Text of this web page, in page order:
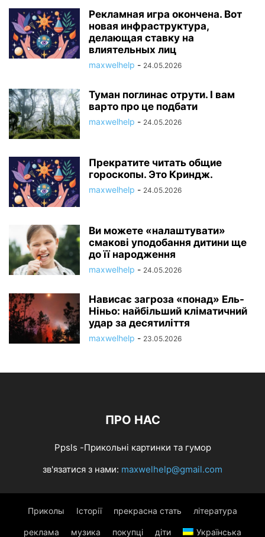
Рекламная игра окончена. Вот
новая инфраструктура,
делающая ставку на
влиятельных лиц
maxwelhelp - 24.05.2026
Туман поглинає отрути. І вам
варто про це подбати
maxwelhelp - 24.05.2026
Прекратите читать общие
гороскопы. Это Криндж.
maxwelhelp - 24.05.2026
Ви можете «налаштувати»
смакові уподобання дитини ще
до її народження
maxwelhelp - 24.05.2026
Нависає загроза «понад» Ель-
Ніньо: найбільший кліматичний
удар за десятиліття
maxwelhelp - 23.05.2026
ПРО НАС
Ppsls -Прикольні картинки та гумор
зв'язатися з нами: maxwelhelp@gmail.com
Приколы Історії прекрасна стать література
реклама музика покупці діти Українська